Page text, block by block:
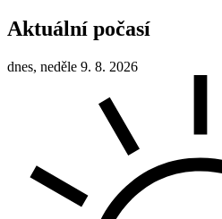
Aktuální počasí
dnes, neděle 9. 8. 2026